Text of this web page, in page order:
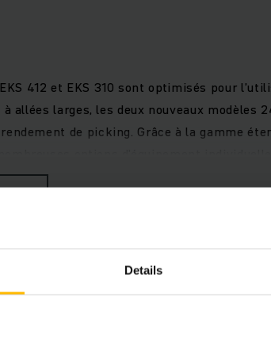
Details
412 et EKS 310 sont optimisés pour
allées larges, les deux nouveaux
de picking. Grâce à la gamme
et permettent un travail
puissante batterie lithium-ions ou de
un rendement de picking optimal et une